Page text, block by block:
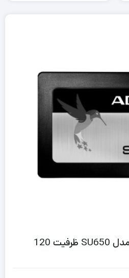
اس اس دی ای دیتا مدل SU650 ظرفیت 120